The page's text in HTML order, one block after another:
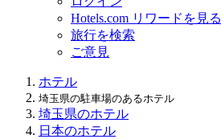
Hotels.com リワードを見る
旅行を検索
ご意見
ホテル
埼玉県の駐車場のあるホテル
埼玉県のホテル
日本のホテル